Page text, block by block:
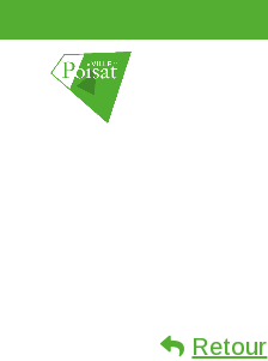
Retour